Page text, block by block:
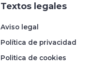
Textos legales
Aviso legal
Política de privacidad
Politica de cookies